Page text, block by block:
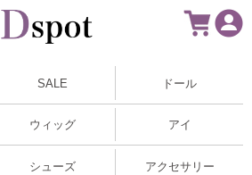
SALE ドール
ウィッグ アイ
シューズ アクセサリー